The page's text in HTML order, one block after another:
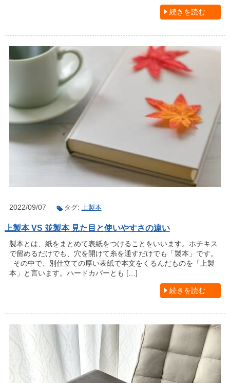
続きを読む
2022/09/07 タグ: 上製本
上製本 VS 並製本 見た目と使いやすさの違い
製本とは、紙をまとめて表紙をつけることをいいます。ホチキス
で留めるだけでも、穴を開けて糸を通すだけでも「製本」です。
その中で、別仕立ての厚い表紙で本文をくるんだものを「上製
本」と言います。ハードカバーとも […]
続きを読む